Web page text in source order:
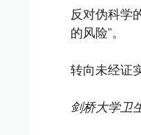
反对伪科学
的风险”。
转向未经证
剑桥大学卫